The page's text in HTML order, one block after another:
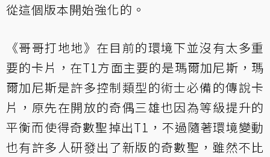
從這個版本開始強化的。
《哥哥打地地》在目前的環境下並沒有太多重
要的卡片，在T1方面主要的是瑪爾加尼斯，瑪
爾加尼斯是許多控制類型的術士必備的傳說卡
片，原先在開放的奇偶三雄也因為等級提升的
平衡而使得奇數聖掉出T1，不過隨著環境變動
也有許多人研發出了新版的奇數聖，雖然不比